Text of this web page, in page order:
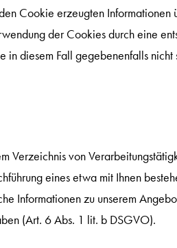
Cookie erzeugten
der Cookies durch eine
in diesem Fall gegebenenfalls
Verzeichnis von
eines etwa mit Ihnen
Informationen zu unserem
(Art. 6 Abs. 1 lit. b DSGVO).